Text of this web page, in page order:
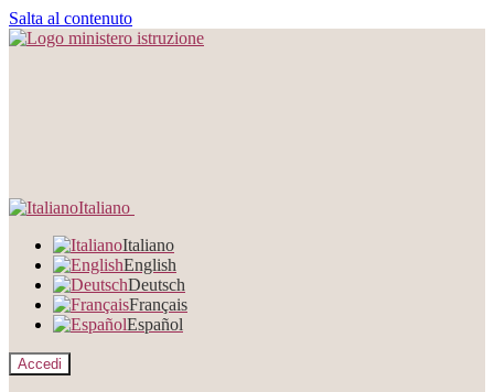
Salta al contenuto
Italiano
Italiano
English
Deutsch
Français
Español
Accedi